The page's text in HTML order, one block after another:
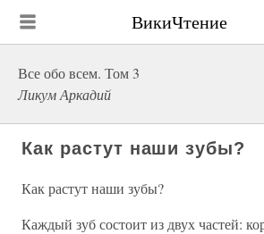
ВикиЧтение
Все обо всем. Том 3
Ликум Аркадий
Как растут наши зубы?
Как растут наши зубы?
Каждый зуб состоит из двух частей: